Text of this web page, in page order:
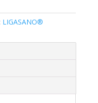
LIGASANO®